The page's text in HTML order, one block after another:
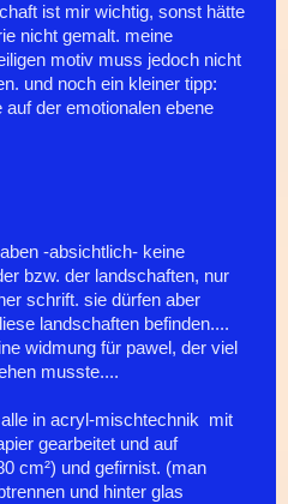
ist mir wichtig, sonst hätte
nicht gemalt. meine
motiv muss jedoch nicht
und noch ein kleiner tipp:
der emotionalen ebene
-absichtlich- keine
bzw. der landschaften, nur
schrift. sie dürfen aber
landschaften befinden....
widmung für pawel, der viel
musste....
in acryl-mischtechnik mit
gearbeitet und auf
cm²) und gefirnist. (man
und hinter glas